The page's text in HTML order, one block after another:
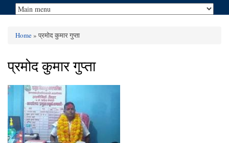
You are here
Home» प्रमोद कुमार गुप्ता
प्रमोद कुमार गुप्ता